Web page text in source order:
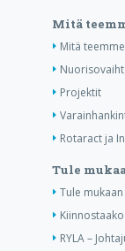
Mitä
Mitä teemme
Projektit
Rotaract ja
Tule
Tule mukaan
RYLA –